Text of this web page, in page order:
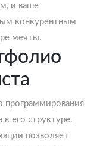
и ваше
конкурентным
мечты.
программирования
его структуре.
позволяет